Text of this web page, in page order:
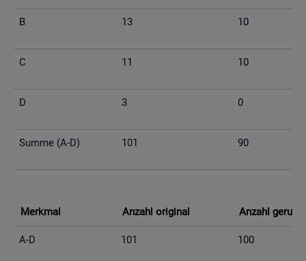
B 13 10
C 11 10
D 3 0
Summe (A-D) 101 90
Merk­mal An­zahl ori­gi­nal An­zahl
A-D 101 100